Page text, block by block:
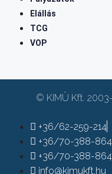
Elállás
TCG
VOP
© KIMÜ Kft.
+36/62-259-214
+36/70-388-
+36/70-388-
info@kimukft.hu